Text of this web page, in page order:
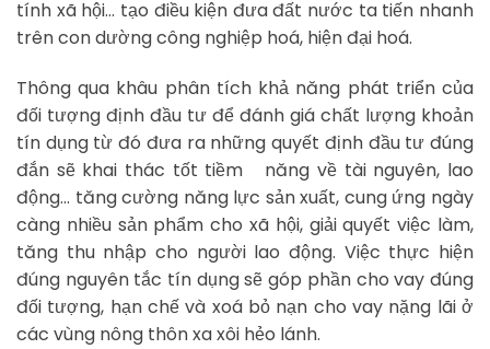
tính xã hội… tạo điều kiện đưa đất nước ta tiến nhanh
trên con dường công nghiệp hoá, hiện đại hoá.
Thông qua khâu phân tích khả năng phát triển của
đối tượng định đầu tư để đánh giá chất lượng khoản
tín dụng từ đó đưa ra những quyết định đầu tư đúng
đắn sẽ khai thác tốt tiềm năng về tài nguyên, lao
động… tăng cường năng lực sản xuất, cung ứng ngày
càng nhiều sản phẩm cho xã hội, giải quyết việc làm,
tăng thu nhập cho người lao động. Việc thực hiện
đúng nguyên tắc tín dụng sẽ góp phần cho vay đúng
đối tượng, hạn chế và xoá bỏ nạn cho vay nặng lãi ở
các vùng nông thôn xa xôi hẻo lánh.